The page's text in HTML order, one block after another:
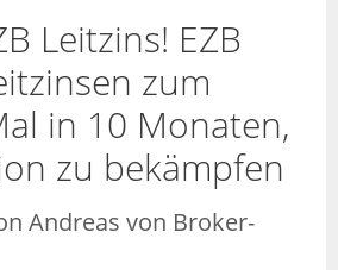
Leitzins! EZB
zum
in 10 Monaten,
zu bekämpfen
Andreas von Broker-